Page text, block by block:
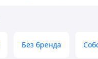
Без бренда